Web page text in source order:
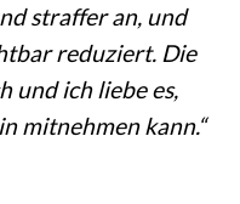
straffer an, und
reduziert. Die
und ich liebe es,
mitnehmen kann.“